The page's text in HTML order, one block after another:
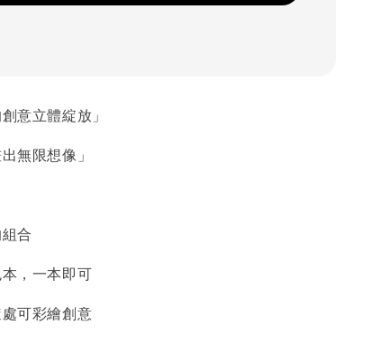
意立體綻放」
無限想像」
合
，一本即可
可彩繪創意